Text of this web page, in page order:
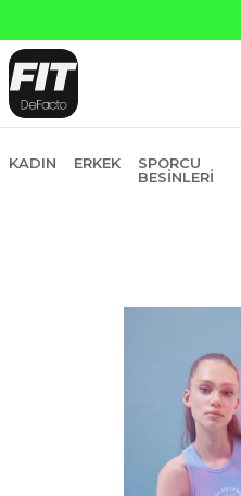
KADIN ERKEK
SPORCU
BESINLERI